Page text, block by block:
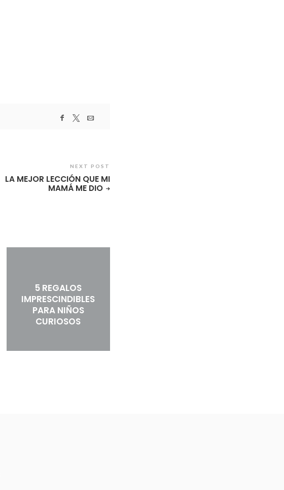
NEXT POST
LA MEJOR LECCIÓN QUE MI
MAMÁ ME DIO
5 REGALOS
IMPRESCINDIBLES
PARA NIÑOS
CURIOSOS